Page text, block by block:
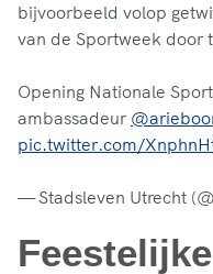
bijvoorbeeld volop
van de Sportweek door
Opening Nationale
ambassadeur
pic.twitter.com/
— Stadsleven Utrecht